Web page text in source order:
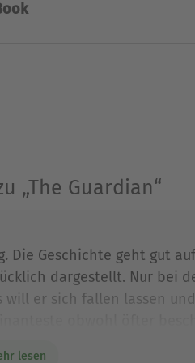
Weise um ihn kümmert,
mit Griffin
Teile es für ein
und seinen
neue Geschichten
„The Guardian“
Die Geschichte geht gut
dargestellt. Nur bei
er sich fallen lassen
lesen